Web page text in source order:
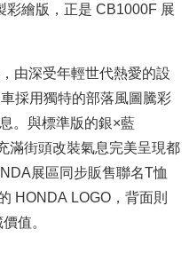
彩繪版，正是 CB1000F 展
由深受年輕世代熱愛的設
車採用獨特的部落風圖騰彩
。與標準版的銀×藍
滿街頭改裝氣息完美呈現都
展區同步販售聯名T恤
HONDA LOGO，背面則
值。